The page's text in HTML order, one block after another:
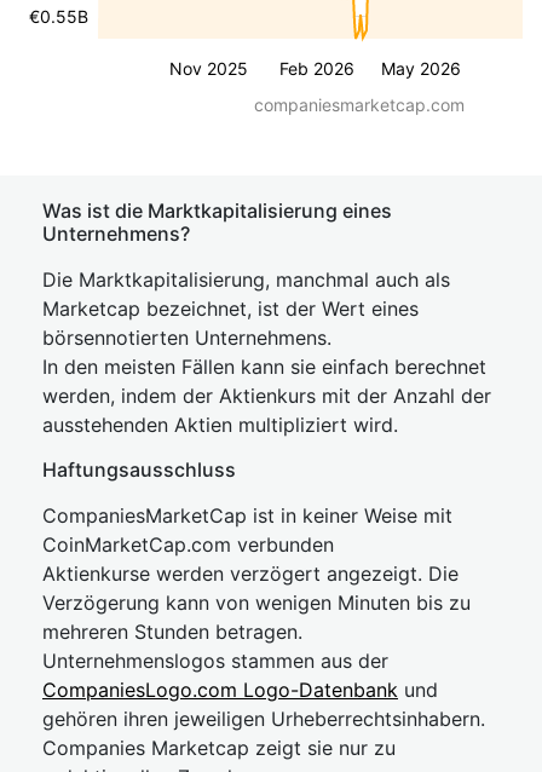
Nov 2025 Feb 2026 May 2026
€0.55B
companiesmarketcap.com
Was ist die Marktkapitalisierung eines
Unternehmens?
Die Marktkapitalisierung, manchmal auch als
Marketcap bezeichnet, ist der Wert eines
börsennotierten Unternehmens.
In den meisten Fällen kann sie einfach berechnet
werden, indem der Aktienkurs mit der Anzahl der
ausstehenden Aktien multipliziert wird.
Haftungsausschluss
CompaniesMarketCap ist in keiner Weise mit
CoinMarketCap.com verbunden
Aktienkurse werden verzögert angezeigt. Die
Verzögerung kann von wenigen Minuten bis zu
mehreren Stunden betragen.
Unternehmenslogos stammen aus der
CompaniesLogo.com Logo-Datenbank und
gehören ihren jeweiligen Urheberrechtsinhabern.
Companies Marketcap zeigt sie nur zu